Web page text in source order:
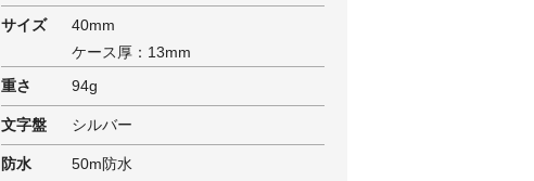
サイズ
40mm
ケース厚：13mm
重さ
94g
文字盤 シルバー
防水 50m防水